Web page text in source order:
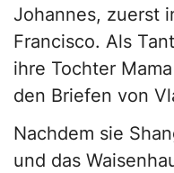
Johannes, zuerst
Francisco. Als
ihre Tochter
den Briefen von
Nachdem sie
und das